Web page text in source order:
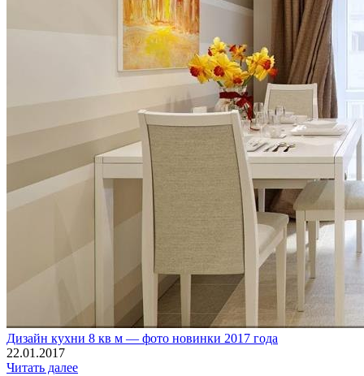
Дизайн кухни 8 кв м — фото новинки 2017 года
22.01.2017
Читать далее